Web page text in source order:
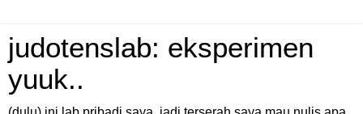
judotenslab: eksperimen
yuuk..